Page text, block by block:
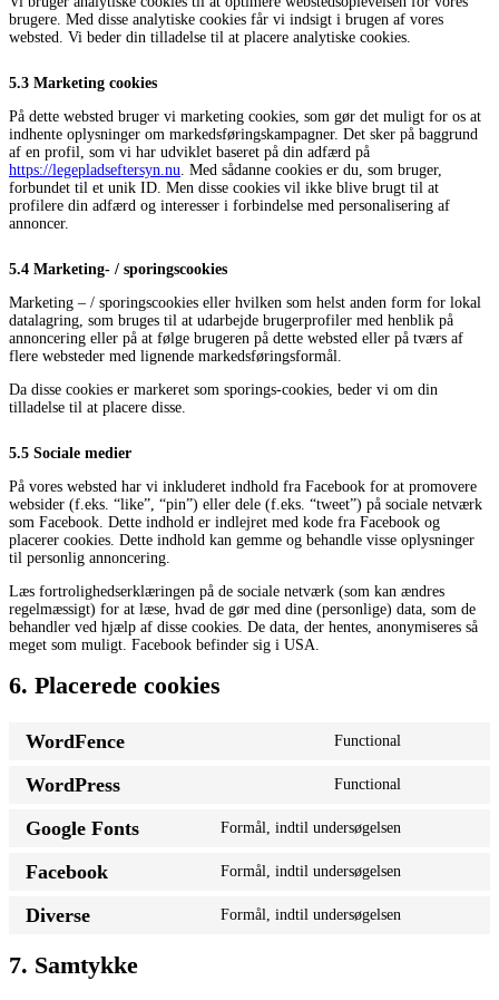
brugere. Med disse analytiske cookies får vi indsigt i brugen af ​​vores
websted. Vi beder din tilladelse til at placere analytiske cookies.
5.3 Marketing cookies
På dette websted bruger vi marketing cookies, som gør det muligt for os at
indhente oplysninger om markedsføringskampagner. Det sker på baggrund
af en profil, som vi har udviklet baseret på din adfærd på
https://legepladseftersyn.nu. Med sådanne cookies er du, som bruger,
forbundet til et unik ID. Men disse cookies vil ikke blive brugt til at
profilere din adfærd og interesser i forbindelse med personalisering af
annoncer.
5.4 Marketing- / sporingscookies
Marketing – / sporingscookies eller hvilken som helst anden form for lokal
datalagring, som bruges til at udarbejde brugerprofiler med henblik på
annoncering eller på at følge brugeren på dette websted eller på tværs af
flere websteder med lignende markedsføringsformål.
Da disse cookies er markeret som sporings-cookies, beder vi om din
tilladelse til at placere disse.
5.5 Sociale medier
På vores websted har vi inkluderet indhold fra Facebook for at promovere
websider (f.eks. “like”, “pin”) eller dele (f.eks. “tweet”) på sociale netværk
som Facebook. Dette indhold er indlejret med kode fra Facebook og
placerer cookies. Dette indhold kan gemme og behandle visse oplysninger
til personlig annoncering.
Læs fortrolighedserklæringen på de sociale netværk (som kan ændres
regelmæssigt) for at læse, hvad de gør med dine (personlige) data, som de
behandler ved hjælp af disse cookies. De data, der hentes, anonymiseres så
meget som muligt. Facebook befinder sig i USA.
6. Placerede cookies
WordFence Functional
WordPress Functional
Google Fonts Formål, indtil undersøgelsen
Facebook Formål, indtil undersøgelsen
Diverse Formål, indtil undersøgelsen
7. Samtykke